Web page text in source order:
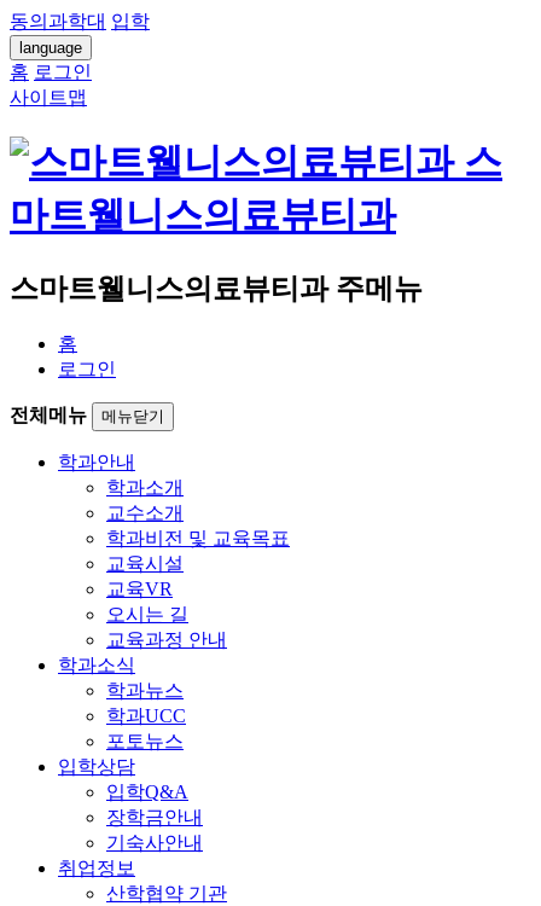
동의과학대 입학
language
홈 로그인
사이트맵
스
마트웰니스의료뷰티과
스마트웰니스의료뷰티과 주메뉴
홈
로그인
전체메뉴 메뉴닫기
학과안내
학과소개
교수소개
학과비전 및 교육목표
교육시설
교육VR
오시는 길
교육과정 안내
학과소식
학과뉴스
학과UCC
포토뉴스
입학상담
입학Q&A
장학금안내
기숙사안내
취업정보
산학협약 기관